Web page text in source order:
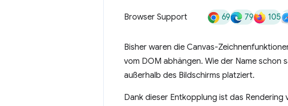
Browser Support 69 79 105
Bisher waren die Canvas-
vom DOM abhängen. Wie der Name schon
außerhalb des Bildschirms platziert.
Dank dieser Entkopplung ist das